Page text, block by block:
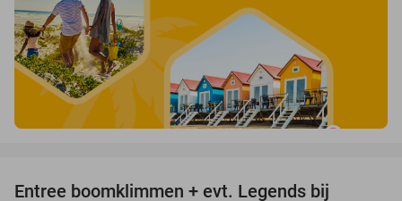
Entree boomklimmen + evt. Legends bij